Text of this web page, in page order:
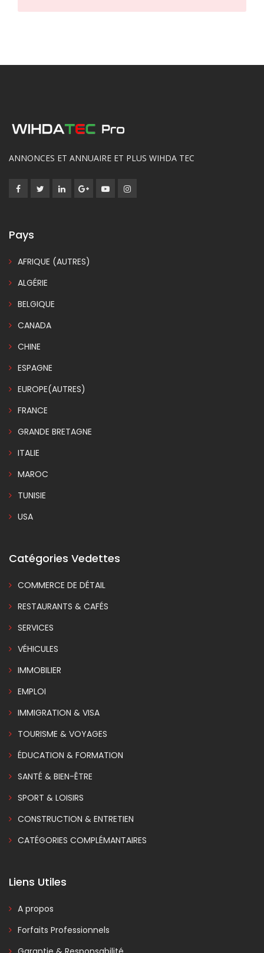
ANNONCES ET ANNUAIRE ET PLUS WIHDA TEC
Pays
AFRIQUE (AUTRES)
ALGÉRIE
BELGIQUE
CANADA
CHINE
ESPAGNE
EUROPE(AUTRES)
FRANCE
GRANDE BRETAGNE
ITALIE
MAROC
TUNISIE
USA
Catégories Vedettes
COMMERCE DE DÉTAIL
RESTAURANTS & CAFÉS
SERVICES
VÉHICULES
IMMOBILIER
EMPLOI
IMMIGRATION & VISA
TOURISME & VOYAGES
ÉDUCATION & FORMATION
SANTÉ & BIEN-ÊTRE
SPORT & LOISIRS
CONSTRUCTION & ENTRETIEN
CATÉGORIES COMPLÉMANTAIRES
Liens Utiles
A propos
Forfaits Professionnels